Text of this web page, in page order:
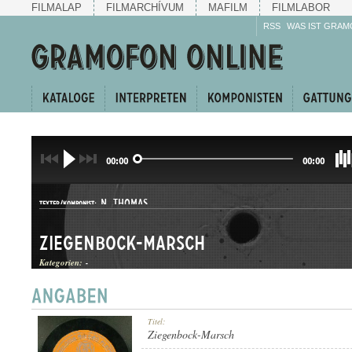
FILMALAP FILMARCHÍVUM MAFILM FILMLABOR
RSS WAS IST
00:00 00:00
TEXTER/KOMPONIST: N. THOMAS
GATTUNG: INDULÓ
Ziegenbock-Marsch
Kategorien: -
Titel:
Ziegenbock-Marsch